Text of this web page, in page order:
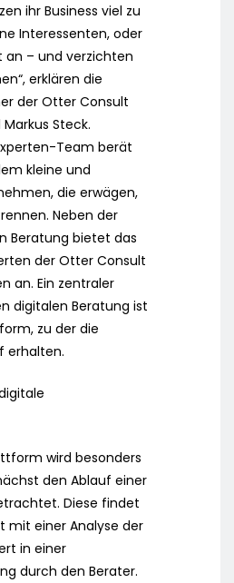
ihr Business viel zu
Interessenten, oder
an – und verzichten
erklären die
der Otter Consult
Steck.
Team berät
kleine und
die erwägen,
Neben der
Beratung bietet das
der Otter Consult
an. Ein zentraler
digitalen Beratung ist
zu der die
erhalten.
wird besonders
den Ablauf einer
Diese findet
mit einer Analyse der
in einer
durch den Berater.